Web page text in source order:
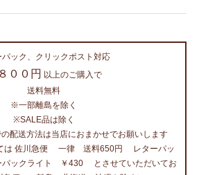
パック、クリックポスト対応
００円 以上のご購入で
送料無料
※一部離島を除く
※SALE品は除く
配送方法は当店におまかせでお願いします
は 佐川急便 一律 送料650円 レターパッ
ックライト ￥430 とさせていただいてお